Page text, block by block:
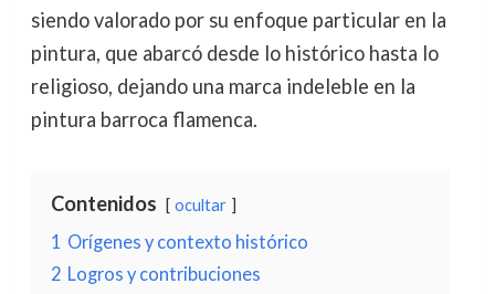
siendo valorado por su enfoque particular en la
pintura, que abarcó desde lo histórico hasta lo
religioso, dejando una marca indeleble en la
pintura barroca flamenca.
Contenidos ocultar
1 Orígenes y contexto histórico
2 Logros y contribuciones